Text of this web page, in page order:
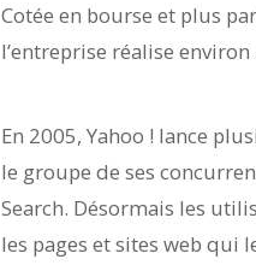
Cotée en bourse et plus
l’entreprise réalise
En 2005, Yahoo ! lance
le groupe de ses
Search. Désormais les
les pages et sites web qui